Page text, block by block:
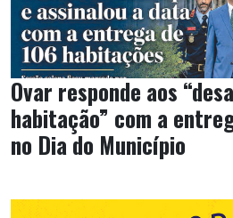
Ovar responde aos
habitação” com a
no Dia do Município